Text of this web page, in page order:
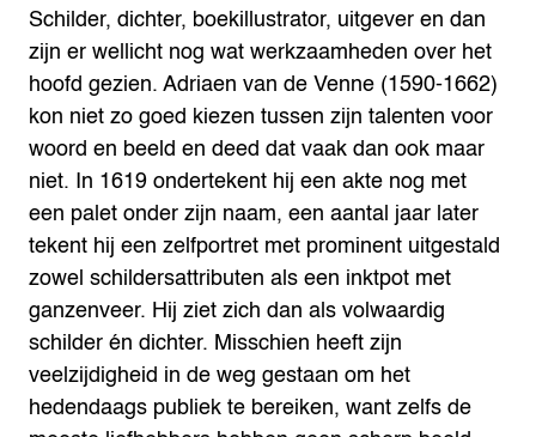
Schilder, dichter, boekillustrator, uitgever en dan
zijn er wellicht nog wat werkzaamheden over het
hoofd gezien. Adriaen van de Venne (1590-1662)
kon niet zo goed kiezen tussen zijn talenten voor
woord en beeld en deed dat vaak dan ook maar
niet. In 1619 ondertekent hij een akte nog met
een palet onder zijn naam, een aantal jaar later
tekent hij een zelfportret met prominent uitgestald
zowel schildersattributen als een inktpot met
ganzenveer. Hij ziet zich dan als volwaardig
schilder én dichter. Misschien heeft zijn
veelzijdigheid in de weg gestaan om het
hedendaags publiek te bereiken, want zelfs de